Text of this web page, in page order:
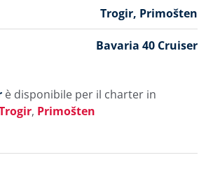
Trogir, Primošten
Bavaria 40 Cruiser
è disponibile per il charter in
, Primošten